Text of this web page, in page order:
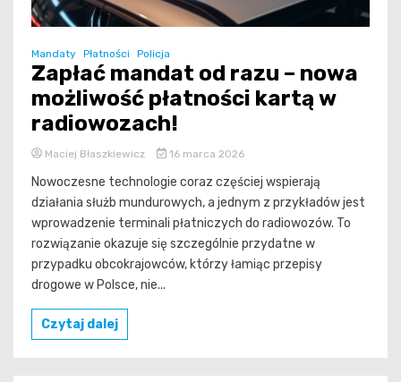
Mandaty Płatności Policja
Zapłać mandat od razu – nowa
możliwość płatności kartą w
radiowozach!
Maciej Błaszkiewicz 16 marca 2026
Nowoczesne technologie coraz częściej wspierają
działania służb mundurowych, a jednym z przykładów jest
wprowadzenie terminali płatniczych do radiowozów. To
rozwiązanie okazuje się szczególnie przydatne w
przypadku obcokrajowców, którzy łamiąc przepisy
drogowe w Polsce, nie...
Czytaj dalej